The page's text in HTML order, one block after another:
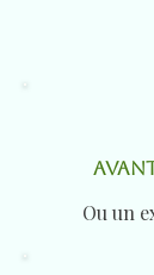
Ou un